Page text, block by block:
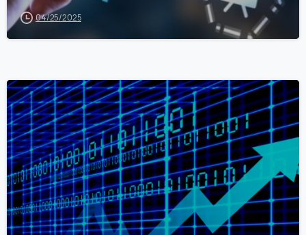
04/25/2025
0